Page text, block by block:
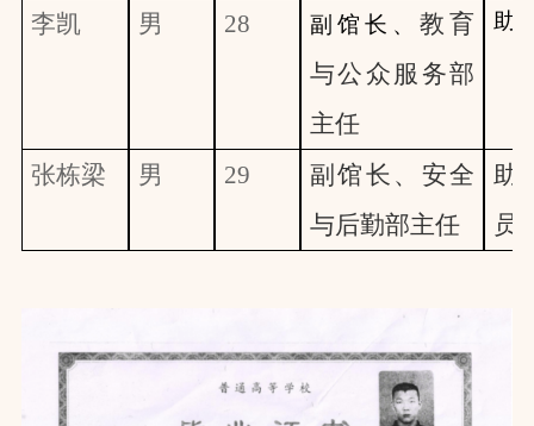
李凯
男 28 副馆长、 教育
与公众服务部
主任
助
张栋梁 男 29 副馆长、 安全
与后勤部主任
助
员